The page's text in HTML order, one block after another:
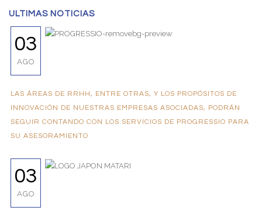
ULTIMAS NOTICIAS
03
AGO
LAS ÁREAS DE RRHH, ENTRE OTRAS, Y LOS PROPÓSITOS DE
INNOVACIÓN DE NUESTRAS EMPRESAS ASOCIADAS, PODRÁN
SEGUIR CONTANDO CON LOS SERVICIOS DE PROGRESSIO PARA
SU ASESORAMIENTO
03
AGO